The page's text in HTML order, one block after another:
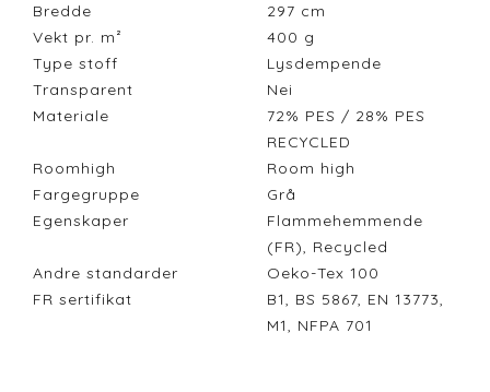
Bredde 297 cm
Vekt pr. m²
400 g
Type stoff
Lysdempende
Transparent
Nei
Materiale
72% PES / 28% PES
RECYCLED
Roomhigh
Room high
Fargegruppe
Grå
Egenskaper
Flammehemmende
(FR), Recycled
Andre standarder
Oeko-Tex 100
FR sertifikat
B1, BS 5867, EN 13773,
M1, NFPA 701